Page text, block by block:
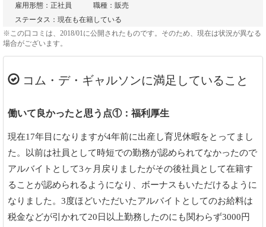
雇用形態：正社員
職種：販売
ステータス：現在も在籍している
※この口コミは、2018/01に公開されたものです。そのため、現在は状況が異なる
場合がございます。
コム・デ・ギャルソンに満足していること
働いて良かったと思う点①：福利厚生
現在17年目になりますが4年前に出産し育児休暇をとってまし
た。以前は社員として時短での勤務が認められてなかったので
アルバイトとして3ヶ月戻りましたがその後社員として在籍す
ることが認められるようになり、ボーナスもいただけるように
なりました。3度ほどいただいたアルバイトとしてのお給料は
税金などが引かれて20日以上勤務したのにも関わらず3000円